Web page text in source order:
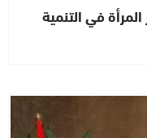
في التنمية